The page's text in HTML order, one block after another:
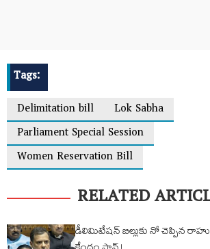
Tags:
Delimitation bill
Lok Sabha
Parliament Special Session
Women Reservation Bill
RELATED
డీలిమిటేషన్ బిల్లుకు నో చెప్పిన